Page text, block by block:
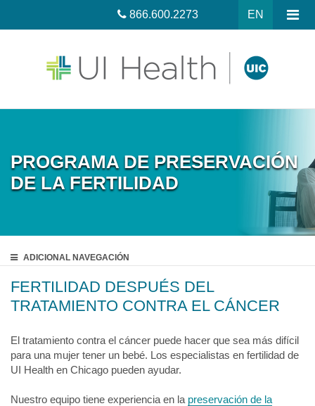
EN
866.600.2273
PROGRAMA DE PRESERVACIÓN
DE LA FERTILIDAD
ADICIONAL NAVEGACIÓN
FERTILIDAD DESPUÉS DEL
TRATAMIENTO CONTRA EL CÁNCER
El tratamiento contra el cáncer puede hacer que sea más difícil
para una mujer tener un bebé. Los especialistas en fertilidad de
UI Health en Chicago pueden ayudar.
Nuestro equipo tiene experiencia en la preservación de la